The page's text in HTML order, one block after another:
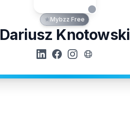
Mybzz Free
Dariusz Knotowski